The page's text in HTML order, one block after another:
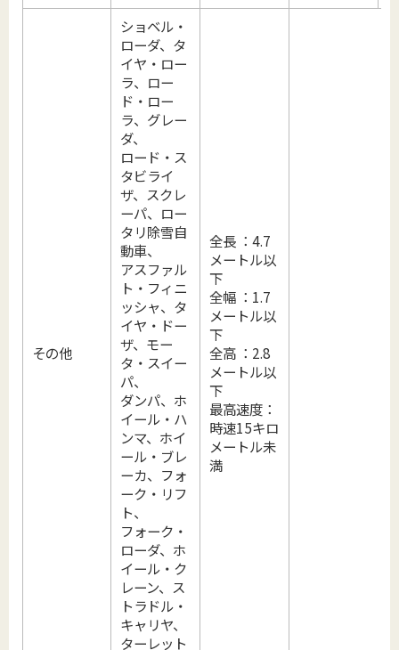
その他
ショベル・
ローダ、タ
イヤ・ロー
ラ、ロー
ド・ロー
ラ、グレー
ダ、
ロード・ス
タビライ
ザ、スクレ
ーパ、ロー
タリ除雪自
動車、
アスファル
ト・フィニ
ッシャ、タ
イヤ・ドー
ザ、モー
タ・スイー
パ、
ダンパ、ホ
イール・ハ
ンマ、ホイ
ール・ブレ
ーカ、フォ
ーク・リフ
ト、
フォーク・
ローダ、ホ
イール・ク
レーン、ス
トラドル・
キャリヤ、
ターレット
全長 ：4.7
メートル以
下
全幅 ：1.7
メートル以
下
全高 ：2.8
メートル以
下
最高速度：
時速15キロ
メートル未
満